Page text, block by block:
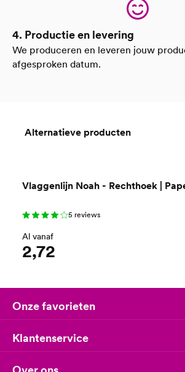
4. Productie en levering
We produceren en leveren jouw
afgesproken datum.
Alternatieve producten
Vlaggenlijn Noah - Rechthoek |
5 reviews
Al vanaf
2,72
Onze favorieten
Klantenservice